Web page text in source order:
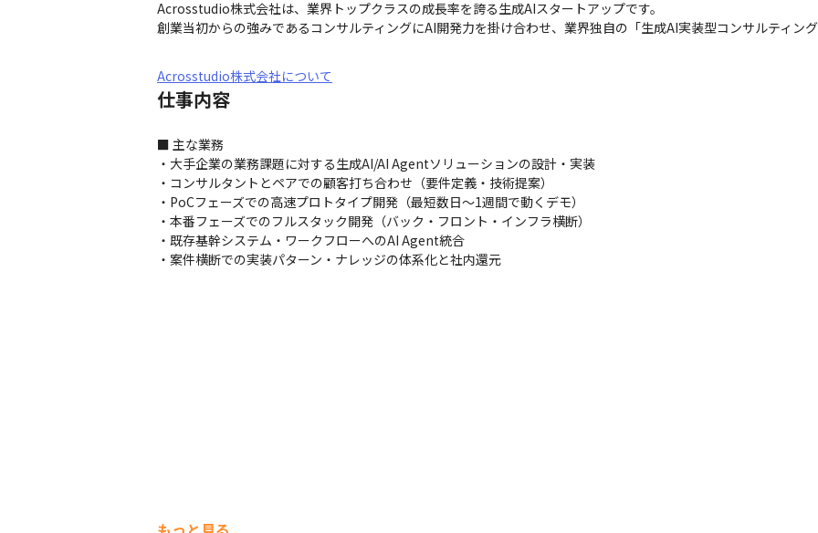
Acrosstudio株式会社は、業界トップクラスの成長率を誇る生成AIスタートアップです。
創業当初からの強みであるコンサルティングにAI開発力を掛け合わせ、業界独自の「生成AI実装型コンサルティン
Acrosstudio株式会社について
仕事内容
■ 主な業務
・大手企業の業務課題に対する生成AI/AI Agentソリューションの設計・実装
・コンサルタントとペアでの顧客打ち合わせ（要件定義・技術提案）
・PoCフェーズでの高速プロトタイプ開発（最短数日〜1週間で動くデモ）
・本番フェーズでのフルスタック開発（バック・フロント・インフラ横断）
・既存基幹システム・ワークフローへのAI Agent統合
・案件横断での実装パターン・ナレッジの体系化と社内還元